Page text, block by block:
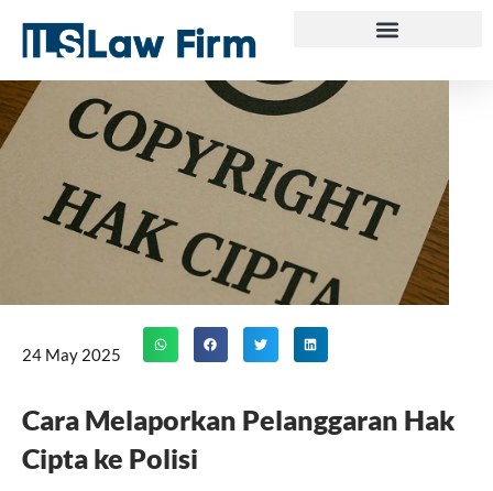
content
24 May 2025
Cara Melaporkan Pelanggaran Hak
Cipta ke Polisi